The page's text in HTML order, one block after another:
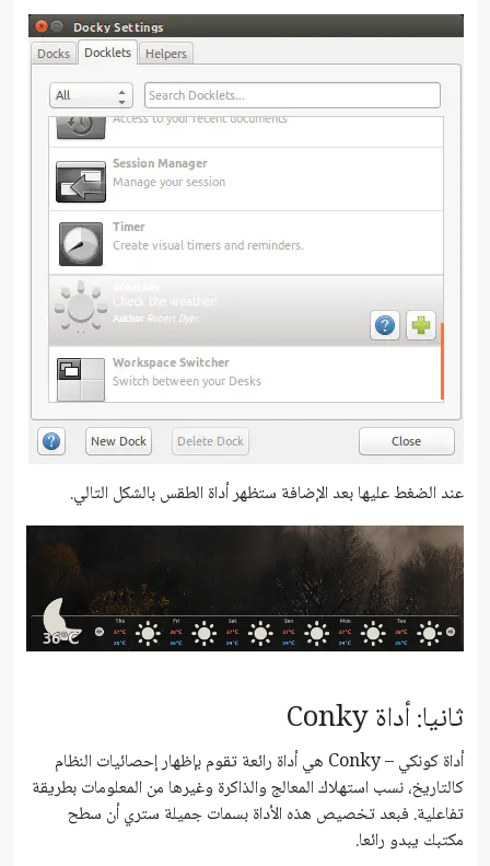
عند الضغط عليها بعد الإضافة ستظهر أداة الطقس بالشكل التالي.
ثانيا: أداة Conky
أداة كونكي – Conky هي أداة رائعة تقوم بإظهار إحصائيات النظام
كالتاريخ، نسب استهلاك المعالج والذاكرة وغيرها من المعلومات بطريقة
تفاعلية. فبعد تخصيص هذه الأداة بسمات جميلة ستري أن سطح
مكتبك يبدو رائعا.